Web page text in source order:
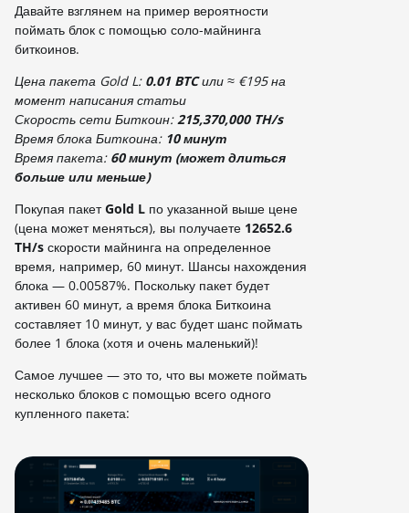
Давайте взглянем на пример вероятности
поймать блок с помощью соло-майнинга
биткоинов.
Цена пакета Gold L: 0.01 BTCили ≈ €195 на
момент написания статьи
Скорость сети Биткоин:215,370,000 TH/s
Время блока Биткоина: 10 минут
Время пакета: 60 минут (может длиться
больше или меньше)
Покупая пакетGold L по указанной выше цене
(цена может меняться), вы получаете 12652.6
TH/s скорости майнинга на определенное
время, например, 60 минут. Шансы нахождения
блока — 0.00587%. Поскольку пакет будет
активен 60 минут, а время блока Биткоина
составляет 10 минут, у вас будет шанс поймать
более 1 блока (хотя и очень маленький)!
Самое лучшее — это то, что вы можете поймать
несколько блоков с помощью всего одного
купленного пакета: